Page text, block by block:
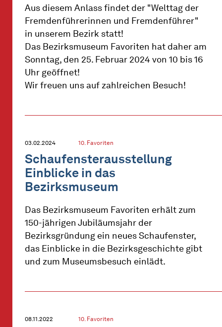
Aus diesem Anlass findet der "Welttag der
Fremdenführerinnen und Fremdenführer"
in unserem Bezirk statt!
Das Bezirksmuseum Favoriten hat daher am
Sonntag, den 25. Februar 2024 von 10 bis 16
Uhr geöffnet!
Wir freuen uns auf zahlreichen Besuch!
03.02.2024 10. Favoriten
Schaufensterausstellung
Einblicke in das
Bezirksmuseum
Das Bezirksmuseum Favoriten erhält zum
150-jährigen Jubiläumsjahr der
Bezirksgründung ein neues Schaufenster,
das Einblicke in die Bezirksgeschichte gibt
und zum Museumsbesuch einlädt.
08.11.2022 10. Favoriten